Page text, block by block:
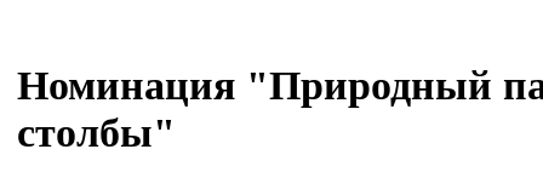
Номинация "Природный
столбы"